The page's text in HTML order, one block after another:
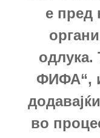
е пред
одлука.
ФИФА“,
во